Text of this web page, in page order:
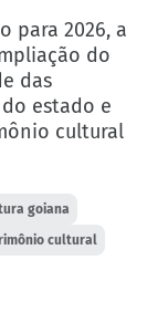
para 2026, a
do
das
estado e
cultural
goiana
cultural